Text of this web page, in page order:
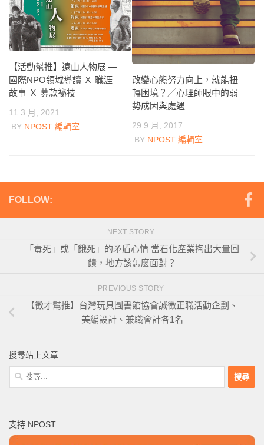
【活動幫推】遠山人物展 —
國際NPO領域導讀 Ｘ 職涯
故事 Ｘ 募款祕技
11 3 月, 2021
BY NPOST 編輯室
改變心態努力向上，就能扭
轉困境？／心理師眼中的弱
勢成因與處遇
29 9 月, 2017
BY NPOST 編輯室
FOLLOW:
NEXT STORY
「毒死」或「餓死」的矛盾心情 當石化產業掏出大量回
饋，地方該怎麼面對？
PREVIOUS STORY
【徵才幫推】台灣玩具圖書館協會誠徵正職活動企劃、
美編設計、兼職會計各1名
搜尋站上文章
搜
尋
字:
支持 NPOST